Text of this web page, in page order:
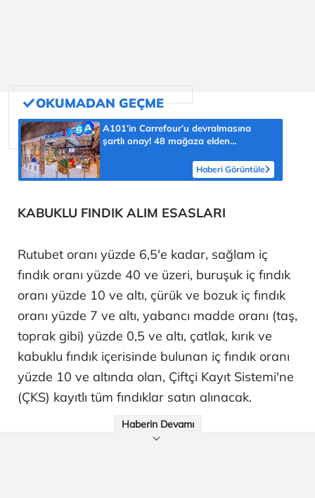
A101’in Carrefour’u devralmasına
şartlı onay! 48 mağaza elden
Haberi Görüntüle
KABUKLU FINDIK ALIM ESASLARI
Rutubet oranı yüzde 6,5'e kadar, sağlam iç
fındık oranı yüzde 40 ve üzeri, buruşuk iç fındık
oranı yüzde 10 ve altı, çürük ve bozuk iç fındık
oranı yüzde 7 ve altı, yabancı madde oranı (taş,
toprak gibi) yüzde 0,5 ve altı, çatlak, kırık ve
kabuklu fındık içerisinde bulunan iç fındık oranı
yüzde 10 ve altında olan, Çiftçi Kayıt Sistemi'ne
(ÇKS) kayıtlı tüm fındıklar satın alınacak.
Haberin Devamı